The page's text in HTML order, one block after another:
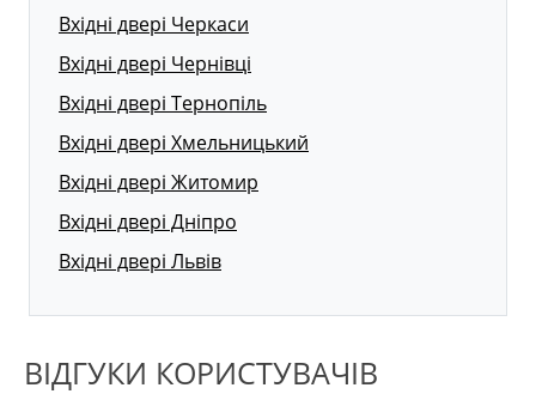
Вхідні двері Черкаси
Вхідні двері Чернівці
Вхідні двері Тернопіль
Вхідні двері Хмельницький
Вхідні двері Житомир
Вхідні двері Дніпро
Вхідні двері Львів
ВІДГУКИ КОРИСТУВАЧІВ